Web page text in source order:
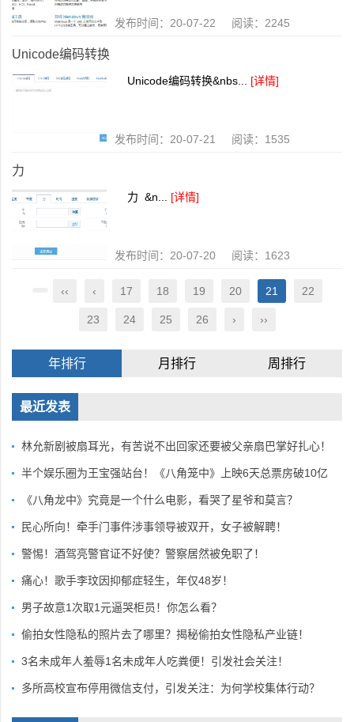
发布时间：20-07-22 阅读：2245
Unicode编码转换
Unicode编码转换&nbs... [详情]
发布时间：20-07-21 阅读：1535
力
力 &n... [详情]
发布时间：20-07-20 阅读：1623
‹‹ ‹ 17 18 19 20 21 22
23 24 25 26 › ››
年排行 月排行 周排行
最近发表
林允新剧被扇耳光，有苦说不出回家还要被父亲扇巴掌好扎心！
半个娱乐圈为王宝强站台！《八角笼中》上映6天总票房破10亿
《八角龙中》究竟是一个什么电影，看哭了星爷和莫言？
民心所向！牵手门事件涉事领导被双开，女子被解聘！
警惕！酒驾亮警官证不好使？警察居然被免职了！
痛心！歌手李玟因抑郁症轻生，年仅48岁！
男子故意1次取1元逼哭柜员！你怎么看？
偷拍女性隐私的照片去了哪里？揭秘偷拍女性隐私产业链！
3名未成年人羞辱1名未成年人吃粪便！引发社会关注！
多所高校宣布停用微信支付，引发关注：为何学校集体行动？